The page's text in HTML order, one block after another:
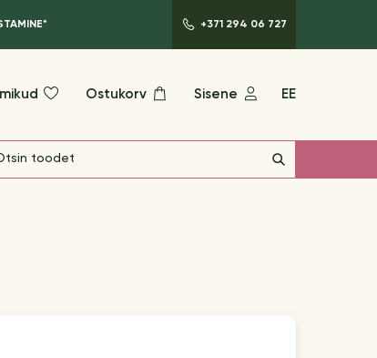
+371 294 06 727
Ostukorv Sisene EE